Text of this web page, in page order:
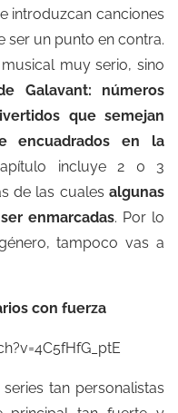
introduzcan canciones
ser un punto en contra.
muy serio, sino
Galavant: números
que semejan
encuadrados en la
incluye 2 0 3
de las cuales algunas
enmarcadas. Por lo
tampoco vas a
con fuerza
tan personalistas